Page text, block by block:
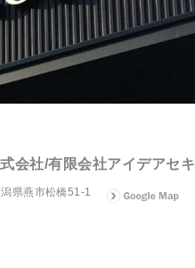
会社/有限会社アイデアセ
県燕市松橋51-1